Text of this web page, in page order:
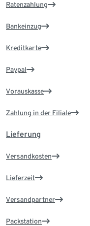
Ratenzahlung
Bankeinzug
Kreditkarte
Paypal
Vorauskasse
Zahlung in der Filiale
Lieferung
Versandkosten
Lieferzeit
Versandpartner
Packstation